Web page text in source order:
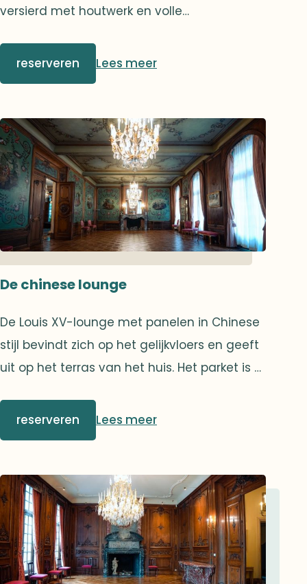
versierd met houtwerk en volle
of een gesprek. Een tweede - discrete -
deur leidt naar de grote zaal en versterkt
op het gelijkvloers.De bibliotheeklounge leent
zich perfect voor diners in kleine groepen,
waar u een gezellig moment kunt delen in
een gedempte en warme sfeer.
reserveren Lees meer
De chinese lounge
De Louis XV-lounge met panelen in Chinese
stijl bevindt zich op het gelijkvloers en geeft
uit op het terras van het huis. Het parket is er
reserveren
Lees meer